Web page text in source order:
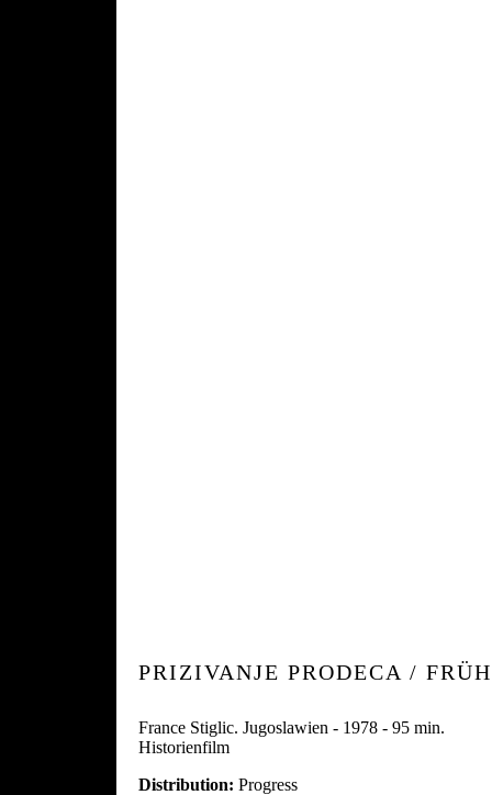
PRIZIVANJE PRODECA /
France Stiglic. Jugoslawien - 1978 - 95 min.
Historienfilm
Distribution: Progress